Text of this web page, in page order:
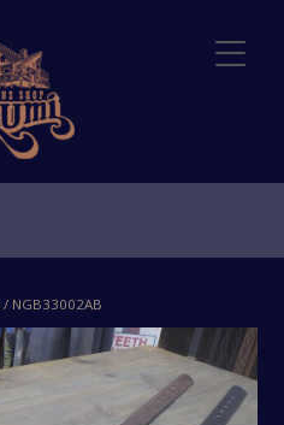
/ NGB33002AB